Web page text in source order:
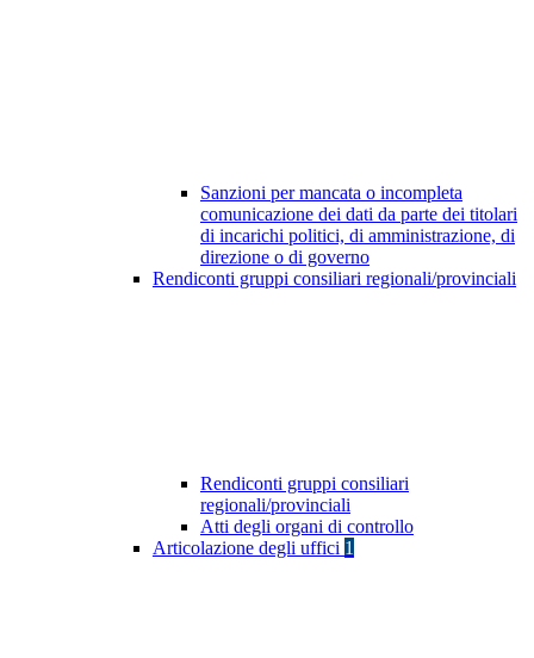
Sanzioni per mancata o incompleta
comunicazione dei dati da parte dei titolari
di incarichi politici, di amministrazione, di
direzione o di governo
Rendiconti gruppi consiliari regionali/provinciali
Rendiconti gruppi consiliari
regionali/provinciali
Atti degli organi di controllo
Articolazione degli uffici 1